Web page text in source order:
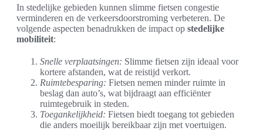
In stedelijke gebieden kunnen slimme fietsen congestie
verminderen en de verkeersdoorstroming verbeteren. De
volgende aspecten benadrukken de impact op stedelijke
mobiliteit:
Snelle verplaatsingen: Slimme fietsen zijn ideaal voor
kortere afstanden, wat de reistijd verkort.
Ruimtebesparing: Fietsen nemen minder ruimte in
beslag dan auto’s, wat bijdraagt aan efficiënter
ruimtegebruik in steden.
Toegankelijkheid: Fietsen biedt toegang tot gebieden
die anders moeilijk bereikbaar zijn met voertuigen.